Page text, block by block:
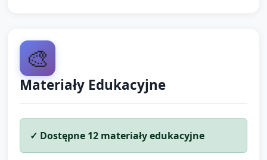
🎨
Materiały Edukacyjne
✓ Dostępne 12 materiały edukacyjne